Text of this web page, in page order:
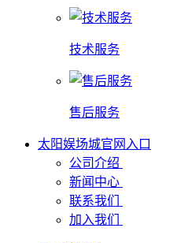
技术服务
售后服务
太阳娱场城官网入口
公司介绍
新闻中心
联系我们
加入我们